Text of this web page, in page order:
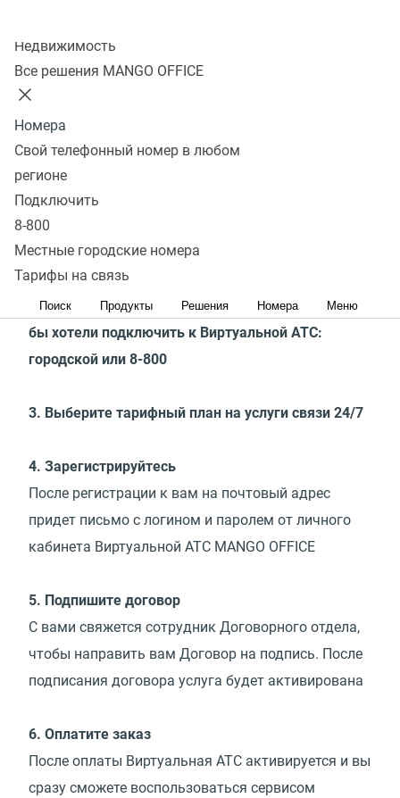
Недвижимость
Все решения MANGO OFFICE
Номера
Свой телефонный номер в любом
регионе
Подключить
8-800
Местные городские номера
Тарифы на связь
Поиск Продукты Решения Номера Меню
настройки не требуется. Мы обязательно звоним
и помогаем с подключением функций и настройками
нашим клиентам.
Как купить?
В интернет-магазине
1. Выберите тариф Виртуальной АТС
MANGO OFFICE
2. Выберите телефонный номер, который вы
бы хотели подключить к Виртуальной АТС:
городской или 8-800
3. Выберите тарифный план на услуги связи 24/7
4. Зарегистрируйтесь
После регистрации к вам на почтовый адрес
придет письмо с логином и паролем от личного
кабинета Виртуальной АТС MANGO OFFICE
5. Подпишите договор
С вами свяжется сотрудник Договорного отдела,
чтобы направить вам Договор на подпись. После
подписания договора услуга будет активирована
6. Оплатите заказ
После оплаты Виртуальная АТС активируется и вы
сразу сможете воспользоваться сервисом